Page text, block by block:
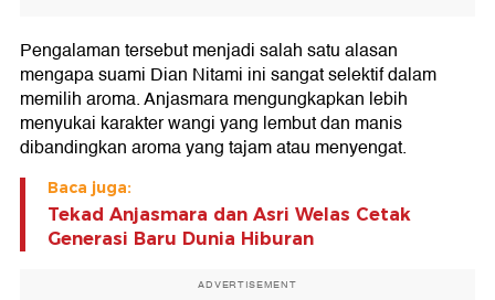
Pengalaman tersebut menjadi salah satu alasan
mengapa suami Dian Nitami ini sangat selektif dalam
memilih aroma. Anjasmara mengungkapkan lebih
menyukai karakter wangi yang lembut dan manis
dibandingkan aroma yang tajam atau menyengat.
Baca juga:
Tekad Anjasmara dan Asri Welas Cetak
Generasi Baru Dunia Hiburan
ADVERTISEMENT